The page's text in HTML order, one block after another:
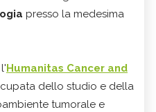
presso la medesima
Humanitas Cancer and
dello studio e della
tumorale e